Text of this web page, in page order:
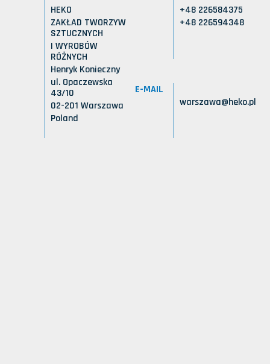
HEKO
ZAKŁAD TWORZYW
SZTUCZNYCH
I WYROBÓW
RÓŻNYCH
Henryk Konieczny
ul. Opaczewska
43/10
02-201 Warszawa
Poland
+48 226584375
+48 226594348
E-MAIL
warszawa@heko.pl